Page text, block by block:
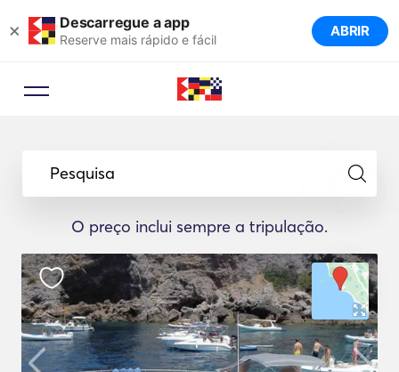
× Descarregue a app
Reserve mais rápido e fácil ABRIR
Pesquisa
O preço inclui sempre a tripulação.